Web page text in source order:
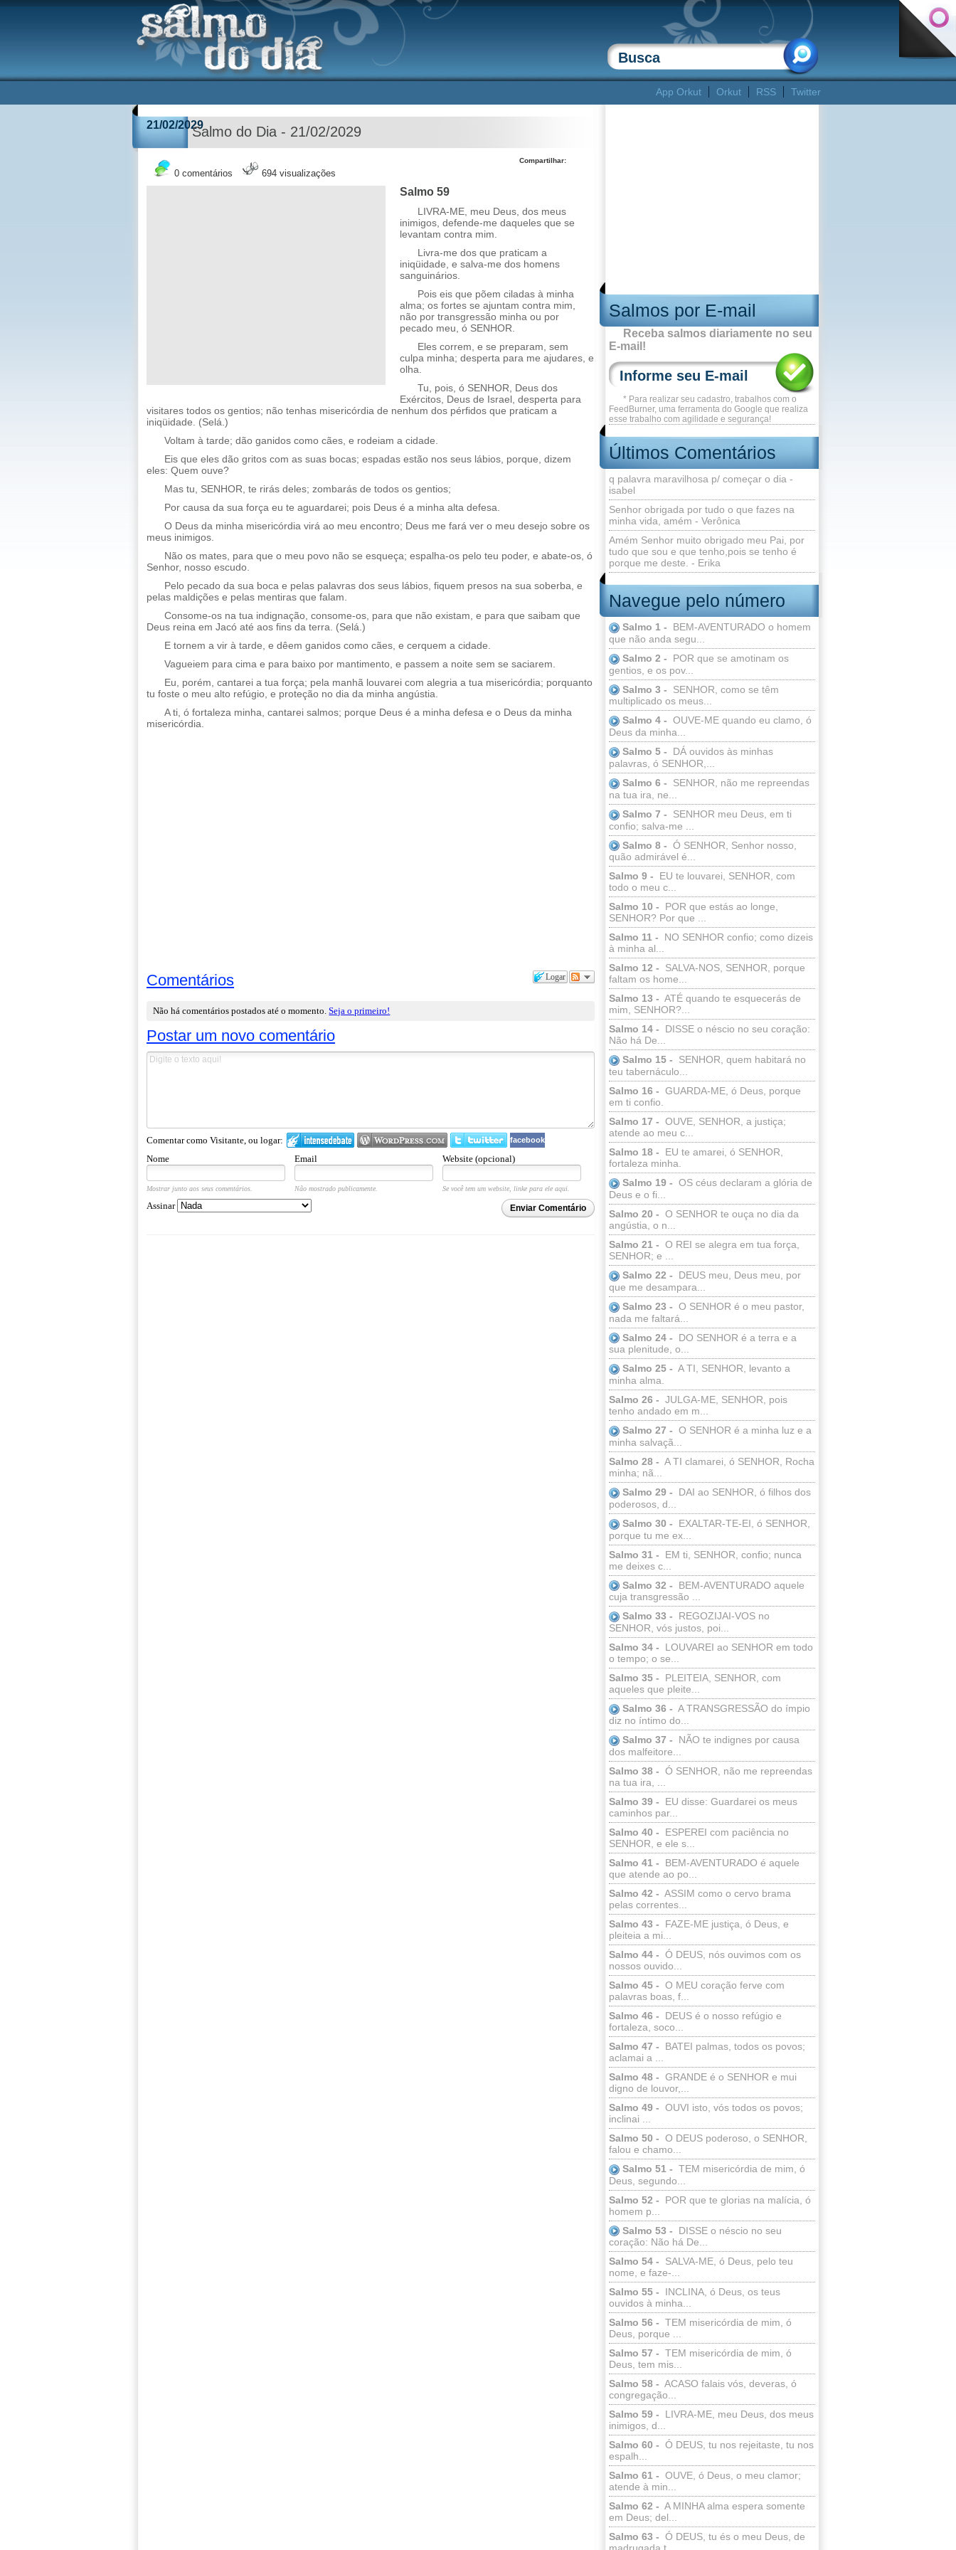
App Orkut Orkut RSS Twitter
Salmos por E-mail
Receba salmos diariamente no seu
E-mail!
* Para realizar seu cadastro, trabalhos com o
FeedBurner, uma ferramenta do Google que realiza
esse trabalho com agilidade e segurança!
Últimos Comentários
q palavra maravilhosa p/ começar o dia -
isabel
Senhor obrigada por tudo o que fazes na
minha vida, amém - Verônica
Amém Senhor muito obrigado meu Pai, por
tudo que sou e que tenho,pois se tenho é
porque me deste. - Erika
Navegue pelo número
Salmo 1 -
BEM-AVENTURADO o homem
que não anda segu...
Salmo 2 -
POR que se amotinam os
gentios, e os pov...
Salmo 3 -
SENHOR, como se têm
multiplicado os meus...
Salmo 4 - OUVE-ME quando eu clamo, ó
Deus da minha...
Salmo 5 -
DÁ ouvidos às minhas
palavras, ó SENHOR,...
Salmo 6 -
SENHOR, não me repreendas
na tua ira, ne...
Salmo 7 -
SENHOR meu Deus, em ti
confio; salva-me ...
Salmo 8 - Ó SENHOR, Senhor nosso,
quão admirável é...
Salmo 9 -
EU te louvarei, SENHOR, com
todo o meu c...
Salmo 10 -
POR que estás ao longe,
SENHOR? Por que ...
Salmo 11 -
NO SENHOR confio; como dizeis
à minha al...
Salmo 12 -
SALVA-NOS, SENHOR, porque
faltam os home...
Salmo 13 - ATÉ quando te esquecerás de
mim, SENHOR?...
Salmo 14 -
DISSE o néscio no seu coração:
Não há De...
Salmo 15 -
SENHOR, quem habitará no
teu tabernáculo...
Salmo 16 - GUARDA-ME, ó Deus, porque
em ti confio.
Salmo 17 - OUVE, SENHOR, a justiça;
atende ao meu c...
Salmo 18 -
EU te amarei, ó SENHOR,
fortaleza minha.
Salmo 19 - OS céus declaram a glória de
Deus e o fi...
Salmo 20 - O SENHOR te ouça no dia da
angústia, o n...
Salmo 21 - O REI se alegra em tua força,
SENHOR; e ...
Salmo 22 -
DEUS meu, Deus meu, por
que me desampara...
Salmo 23 - O SENHOR é o meu pastor,
nada me faltará...
Salmo 24 -
DO SENHOR é a terra e a
sua plenitude, o...
Salmo 25 - A TI, SENHOR, levanto a
minha alma.
Salmo 26 - JULGA-ME, SENHOR, pois
tenho andado em m...
Salmo 27 - O SENHOR é a minha luz e a
minha salvaçã...
Salmo 28 - A TI clamarei, ó SENHOR, Rocha
minha; nã...
Salmo 29 -
DAI ao SENHOR, ó filhos dos
poderosos, d...
Salmo 30 -
EXALTAR-TE-EI, ó SENHOR,
porque tu me ex...
Salmo 31 -
EM ti, SENHOR, confio; nunca
me deixes c...
Salmo 32 -
BEM-AVENTURADO aquele
cuja transgressão ...
Salmo 33 -
REGOZIJAI-VOS no
SENHOR, vós justos, poi...
Salmo 34 -
LOUVAREI ao SENHOR em todo
o tempo; o se...
Salmo 35 -
PLEITEIA, SENHOR, com
aqueles que pleite...
Salmo 36 - A TRANSGRESSÃO do ímpio
diz no íntimo do...
Salmo 37 -
NÃO te indignes por causa
dos malfeitore...
Salmo 38 - Ó SENHOR, não me repreendas
na tua ira, ...
Salmo 39 -
EU disse: Guardarei os meus
caminhos par...
Salmo 40 -
ESPEREI com paciência no
SENHOR, e ele s...
Salmo 41 -
BEM-AVENTURADO é aquele
que atende ao po...
Salmo 42 - ASSIM como o cervo brama
pelas correntes...
Salmo 43 -
FAZE-ME justiça, ó Deus, e
pleiteia a mi...
Salmo 44 - Ó DEUS, nós ouvimos com os
nossos ouvido...
Salmo 45 - O MEU coração ferve com
palavras boas, f...
Salmo 46 -
DEUS é o nosso refúgio e
fortaleza, soco...
Salmo 47 -
BATEI palmas, todos os povos;
aclamai a ...
Salmo 48 - GRANDE é o SENHOR e mui
digno de louvor,...
Salmo 49 - OUVI isto, vós todos os povos;
inclinai ...
Salmo 50 - O DEUS poderoso, o SENHOR,
falou e chamo...
Salmo 51 - TEM misericórdia de mim, ó
Deus, segundo...
Salmo 52 -
POR que te glorias na malícia, ó
homem p...
Salmo 53 -
DISSE o néscio no seu
coração: Não há De...
Salmo 54 -
SALVA-ME, ó Deus, pelo teu
nome, e faze-...
Salmo 55 -
INCLINA, ó Deus, os teus
ouvidos à minha...
Salmo 56 - TEM misericórdia de mim, ó
Deus, porque ...
Salmo 57 - TEM misericórdia de mim, ó
Deus, tem mis...
Salmo 58 - ACASO falais vós, deveras, ó
congregação...
Salmo 59 -
LIVRA-ME, meu Deus, dos meus
inimigos, d...
Salmo 60 - Ó DEUS, tu nos rejeitaste, tu nos
espalh...
Salmo 61 - OUVE, ó Deus, o meu clamor;
atende à min...
Salmo 62 - A MINHA alma espera somente
em Deus; del...
Salmo 63 - Ó DEUS, tu és o meu Deus, de
21/02/2029Salmo do Dia - 21/02/2029
0 comentários 694 visualizações
Compartilhar:
Salmo 59
LIVRA-ME, meu Deus, dos meus
inimigos, defende-me daqueles que se
levantam contra mim.
Livra-me dos que praticam a
iniqüidade, e salva-me dos homens
sanguinários.
Pois eis que põem ciladas à minha
alma; os fortes se ajuntam contra mim,
não por transgressão minha ou por
pecado meu, ó SENHOR.
Eles correm, e se preparam, sem
culpa minha; desperta para me ajudares, e
olha.
Tu, pois, ó SENHOR, Deus dos
Exércitos, Deus de Israel, desperta para
visitares todos os gentios; não tenhas misericórdia de nenhum dos pérfidos que praticam a
iniqüidade. (Selá.)
Voltam à tarde; dão ganidos como cães, e rodeiam a cidade.
Eis que eles dão gritos com as suas bocas; espadas estão nos seus lábios, porque, dizem
eles: Quem ouve?
Mas tu, SENHOR, te rirás deles; zombarás de todos os gentios;
Por causa da sua força eu te aguardarei; pois Deus é a minha alta defesa.
O Deus da minha misericórdia virá ao meu encontro; Deus me fará ver o meu desejo sobre os
meus inimigos.
Não os mates, para que o meu povo não se esqueça; espalha-os pelo teu poder, e abate-os, ó
Senhor, nosso escudo.
Pelo pecado da sua boca e pelas palavras dos seus lábios, fiquem presos na sua soberba, e
pelas maldições e pelas mentiras que falam.
Consome-os na tua indignação, consome-os, para que não existam, e para que saibam que
Deus reina em Jacó até aos fins da terra. (Selá.)
E tornem a vir à tarde, e dêem ganidos como cães, e cerquem a cidade.
Vagueiem para cima e para baixo por mantimento, e passem a noite sem se saciarem.
Eu, porém, cantarei a tua força; pela manhã louvarei com alegria a tua misericórdia; porquanto
tu foste o meu alto refúgio, e proteção no dia da minha angústia.
A ti, ó fortaleza minha, cantarei salmos; porque Deus é a minha defesa e o Deus da minha
misericórdia.
Logar
Comentários
Não há comentários postados até o momento.Seja o primeiro!
Postar um novo comentário
Comentar como Visitante, ou logar: facebook
Nome Email Website (opcional)
Mostrar junto aos seus comentários. Não mostrado publicamente. Se você tem um website, linke para ele aqui.
Enviar Comentário
Assinar